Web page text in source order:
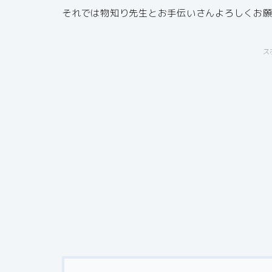
それでは物知り先生とお手伝いさんよろしくお
ス